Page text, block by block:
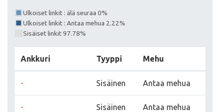
Ulkoiset linkit : älä seuraa 0%
Ulkoiset linkit : Antaa mehua 2.22%
Sisäiset linkit 97.78%
Ankkuri Tyyppi Mehu
- Sisäinen Antaa mehua
- Sisäinen Antaa mehua